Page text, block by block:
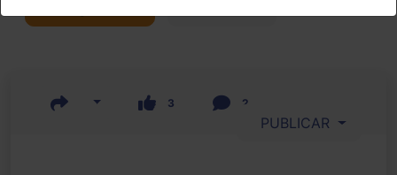
3 2
PUBLICAR